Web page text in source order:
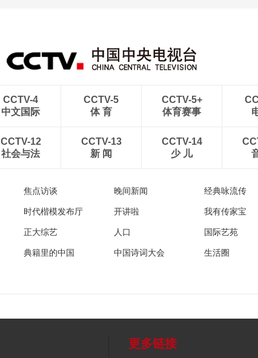
CCTV-4
中文国际
CCTV-5
体 育
CCTV-5+
体育赛事
CCTV-12
社会与法
CCTV-13
新 闻
CCTV-14
少 儿
焦点访谈 晚间新闻 经典咏流传
时代楷模发布厅 开讲啦 我有传家宝
正大综艺 人口 国际艺苑
典籍里的中国 中国诗词大会 生活圈
更多链接